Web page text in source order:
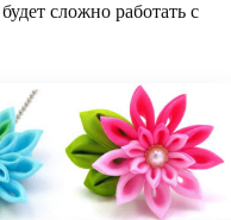
сложно работать с